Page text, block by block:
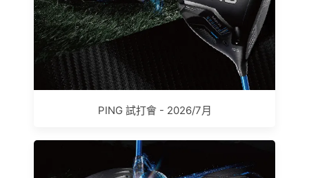
PING 試打會 - 2026/7月